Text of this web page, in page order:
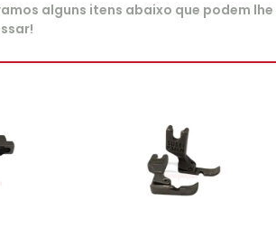
alguns itens abaixo que podem lhe